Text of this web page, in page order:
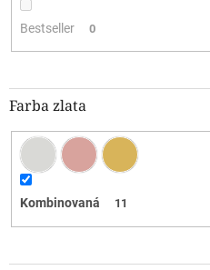
Bestseller 0
Farba zlata
Kombinovaná 11